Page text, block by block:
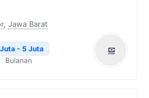
, Jawa Barat
- 5 Juta
Bulanan